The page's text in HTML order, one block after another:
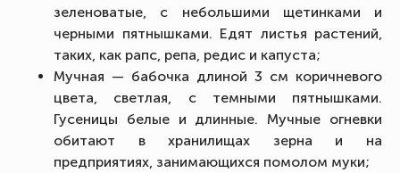
зеленоватые, с небольшими щетинками и
черными пятнышками. Едят листья растений,
таких, как рапс, репа, редис и капуста;
Мучная — бабочка длиной 3 см коричневого
цвета, светлая, с темными пятнышками.
Гусеницы белые и длинные. Мучные огневки
обитают в хранилищах зерна и на
предприятиях, занимающихся помолом муки;